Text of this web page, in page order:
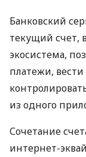
Банковский
текущий счет,
экосистема,
платежи, вести
из одного
Сочетание
интернет-